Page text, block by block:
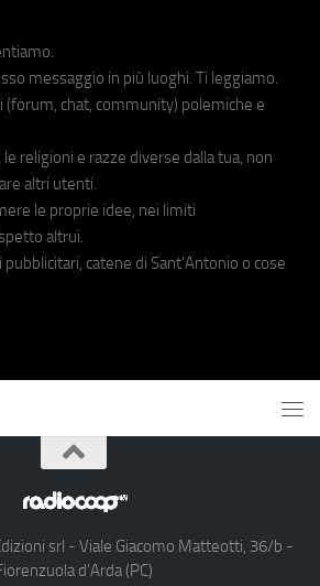
messaggio in più luoghi. Ti leggiamo.
(forum, chat, community) polemiche e
religioni e razze diverse dalla tua, non
altri utenti.
le proprie idee, nei limiti
altrui.
catene di Sant'Antonio o cose
srl - Viale Giacomo Matteotti, 36/b -
d'Arda (PC)